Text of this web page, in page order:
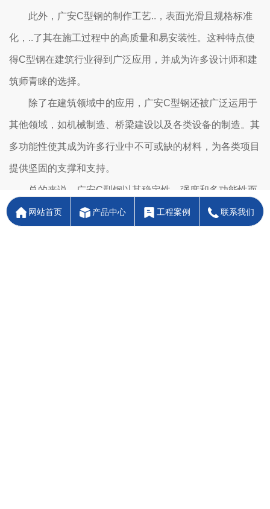
此外，广安C型钢的制作工艺..，表面光滑且规格标准
化，..了其在施工过程中的高质量和易安装性。这种特点使
得C型钢在建筑行业得到广泛应用，并成为许多设计师和建
筑师青睐的选择。
除了在建筑领域中的应用，广安C型钢还被广泛运用于
其他领域，如机械制造、桥梁建设以及各类设备的制造。其
多功能性使其成为许多行业中不可或缺的材料，为各类项目
提供坚固的支撑和支持。
总的来说，广安C型钢以其稳定性、强度和多功能性而
闻名，被广泛应用于各个领域。无论是在建筑结构中的支撑
网站首页 产品中心 工程案例 联系我们